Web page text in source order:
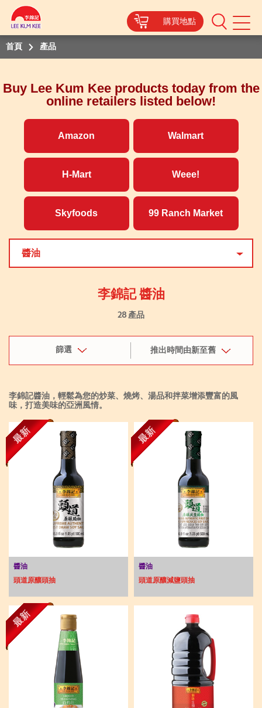
購買地點
Mobile
Menu
首頁
產品
Buy Lee Kum Kee products today from the
online retailers listed below!
Amazon Walmart
H-Mart Weee!
Skyfoods 99 Ranch Market
醬油
李錦記 醬油
28 產品
篩選 推出時間由新至舊
李錦記醬油，輕鬆為您的炒菜、燒烤、湯品和拌菜增添豐富的風
味，打造美味的亞洲風情。
最新
醬油
頭道原釀頭抽
最新
醬油
頭道原釀減鹽頭抽
最新